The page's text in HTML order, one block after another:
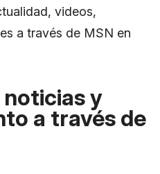
videos,
a través de MSN en
y
a través de